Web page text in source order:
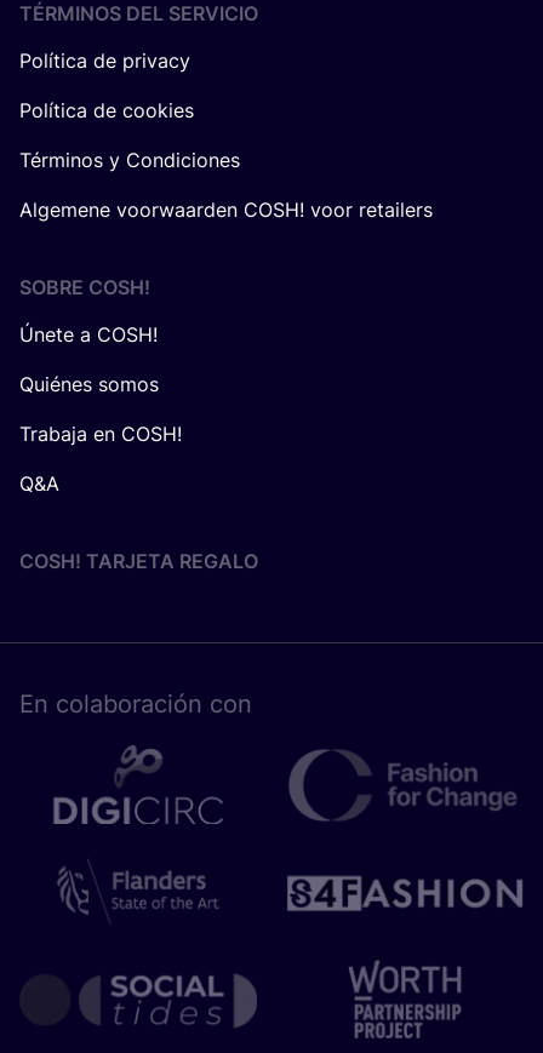
TÉRMINOS DEL SERVICIO
Política de privacy
Política de cookies
Términos y Condiciones
Algemene voorwaarden COSH! voor retailers
SOBRE COSH!
Únete a COSH!
Quiénes somos
Trabaja en COSH!
Q&A
COSH! TARJETA REGALO
En cola­bo­ra­ción con